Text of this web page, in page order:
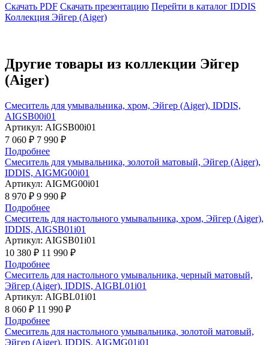
Скачать PDF Скачать презентацию Перейти в каталог IDDIS
Коллекция Эйгер (Aiger)
Другие товары из коллекции Эйгер
(Aiger)
Cмеситель для умывальника, хром, Эйгер (Aiger), IDDIS,
AIGSB00i01
Артикул: AIGSB00i01
7 060 ₽ 7 990 ₽
Подробнее
Cмеситель для умывальника, золотой матовый, Эйгер (Aiger),
IDDIS, AIGMG00i01
Артикул: AIGMG00i01
8 970 ₽ 9 990 ₽
Подробнее
Cмеситель для настольного умывальника, хром, Эйгер (Aiger),
IDDIS, AIGSB01i01
Артикул: AIGSB01i01
10 380 ₽ 11 990 ₽
Подробнее
Cмеситель для настольного умывальника, черный матовый,
Эйгер (Aiger), IDDIS, AIGBL01i01
Артикул: AIGBL01i01
8 060 ₽ 11 990 ₽
Подробнее
Cмеситель для настольного умывальника, золотой матовый,
Эйгер (Aiger), IDDIS, AIGMG01i01